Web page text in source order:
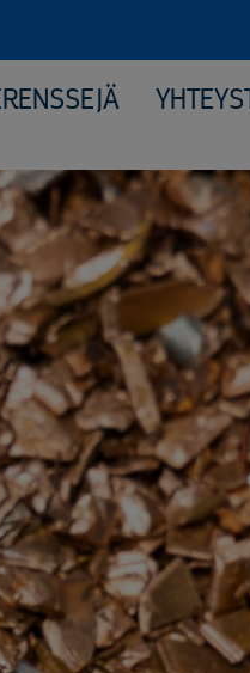
Elektroniikan
Kattava raportointi
Keräilyvälineistö
Materiaalien ja
Monipuoliset noudon
Perusjätehuollon
Räätälöity palvelu
Sähköinen
Tuotanto- ja
Sähkö ja energia
Akkujen kierrätys
Asbestijätteen